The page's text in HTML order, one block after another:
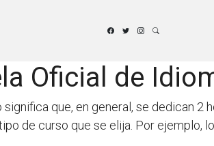
Oficial de
que, en general, se dedican 2
de curso que se elija. Por ejemplo,